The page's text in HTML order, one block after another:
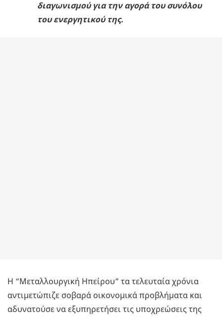
διαγωνισμού για την αγορά του συνόλου
του ενεργητικού της.
Η “Μεταλλουργική Ηπείρου” τα τελευταία χρόνια
αντιμετώπιζε σοβαρά οικονομικά προβλήματα και
αδυνατούσε να εξυπηρετήσει τις υποχρεώσεις της